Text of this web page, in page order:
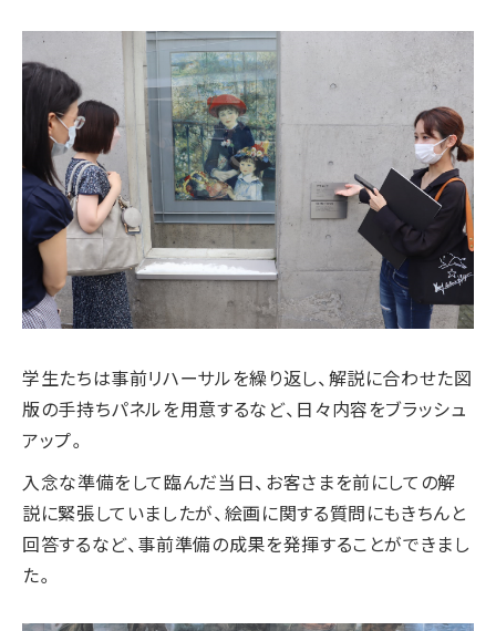
学生たちは事前リハーサルを繰り返し、解説に合わせた図
版の手持ちパネルを用意するなど、日々内容をブラッシュ
アップ。
入念な準備をして臨んだ当日、お客さまを前にしての解
説に緊張していましたが、絵画に関する質問にもきちんと
回答するなど、事前準備の成果を発揮することができまし
た。